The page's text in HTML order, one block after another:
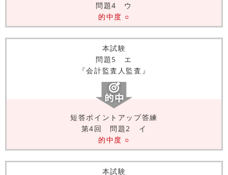
問題4 ウ
的中度 ○
本試験
問題5 エ
『会計監査人監査』
短答ポイントアップ答練
第4回 問題2 イ
的中度 ○
本試験